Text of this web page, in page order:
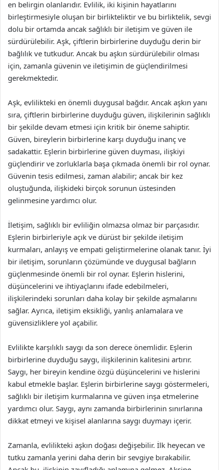
en belirgin olanlarıdır. Evlilik, iki kişinin hayatlarını
birleştirmesiyle oluşan bir birlikteliktir ve bu birliktelik, sevgi
dolu bir ortamda ancak sağlıklı bir iletişim ve güven ile
sürdürülebilir. Aşk, çiftlerin birbirlerine duyduğu derin bir
bağlılık ve tutkudur. Ancak bu aşkın sürdürülebilir olması
için, zamanla güvenin ve iletişimin de güçlendirilmesi
gerekmektedir.
Aşk, evlilikteki en önemli duygusal bağdır. Ancak aşkın yanı
sıra, çiftlerin birbirlerine duyduğu güven, ilişkilerinin sağlıklı
bir şekilde devam etmesi için kritik bir öneme sahiptir.
Güven, bireylerin birbirlerine karşı duyduğu inanç ve
sadakattir. Eşlerin birbirlerine güven duyması, ilişkiyi
güçlendirir ve zorluklarla başa çıkmada önemli bir rol oynar.
Güvenin tesis edilmesi, zaman alabilir; ancak bir kez
oluştuğunda, ilişkideki birçok sorunun üstesinden
gelinmesine yardımcı olur.
İletişim, sağlıklı bir evliliğin olmazsa olmaz bir parçasıdır.
Eşlerin birbirleriyle açık ve dürüst bir şekilde iletişim
kurmaları, anlayış ve empati geliştirmelerine olanak tanır. İyi
bir iletişim, sorunların çözümünde ve duygusal bağların
güçlenmesinde önemli bir rol oynar. Eşlerin hislerini,
düşüncelerini ve ihtiyaçlarını ifade edebilmeleri,
ilişkilerindeki sorunları daha kolay bir şekilde aşmalarını
sağlar. Ayrıca, iletişim eksikliği, yanlış anlamalara ve
güvensizliklere yol açabilir.
Evlilikte karşılıklı saygı da son derece önemlidir. Eşlerin
birbirlerine duyduğu saygı, ilişkilerinin kalitesini artırır.
Saygı, her bireyin kendine özgü düşüncelerini ve hislerini
kabul etmekle başlar. Eşlerin birbirlerine saygı göstermeleri,
sağlıklı bir iletişim kurmalarına ve güven inşa etmelerine
yardımcı olur. Saygı, aynı zamanda birbirlerinin sınırlarına
dikkat etmeyi ve kişisel alanlarına saygı duymayı içerir.
Zamanla, evlilikteki aşkın doğası değişebilir. İlk heyecan ve
tutku zamanla yerini daha derin bir sevgiye bırakabilir.